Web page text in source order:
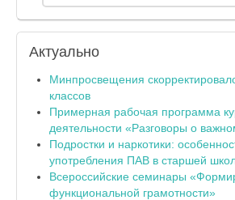
Актуально
Минпросвещения
классов
Примерная рабочая программа
деятельности «Разговоры о
Подростки и наркотики:
употребления ПАВ в старшей
Всероссийские семинары
функциональной грамотности»